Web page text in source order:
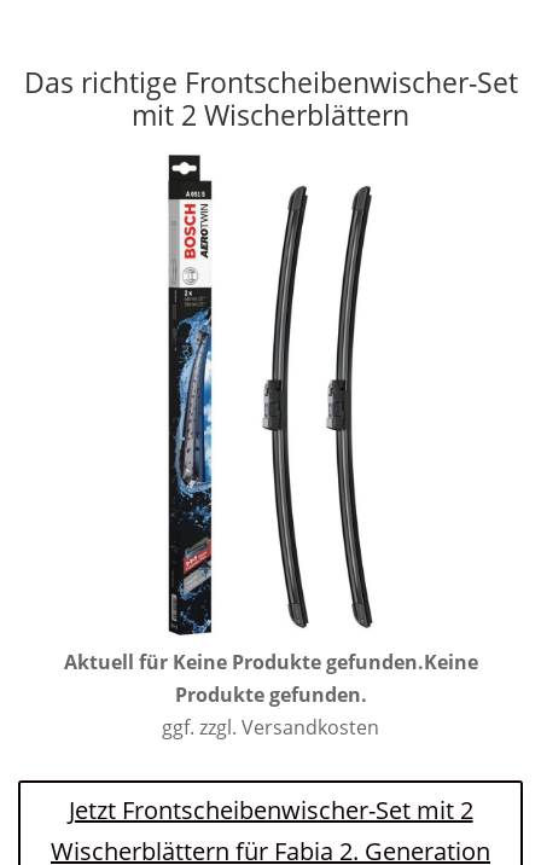
Das richtige Frontscheibenwischer-Set
mit 2 Wischerblättern
Aktuell für Keine Produkte gefunden.Keine
Produkte gefunden.
ggf. zzgl. Versandkosten
Jetzt Frontscheibenwischer-Set mit 2
Wischerblättern für Fabia 2. Generation